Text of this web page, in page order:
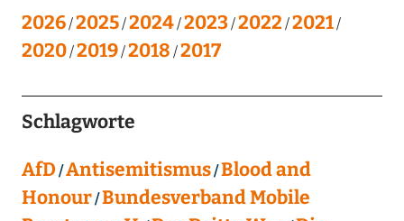
2026 2025 2024 2023 2022 2021
2020 2019 2018 2017
Schlagworte
AfD Antisemitismus Blood and
Honour Bundesverband Mobile